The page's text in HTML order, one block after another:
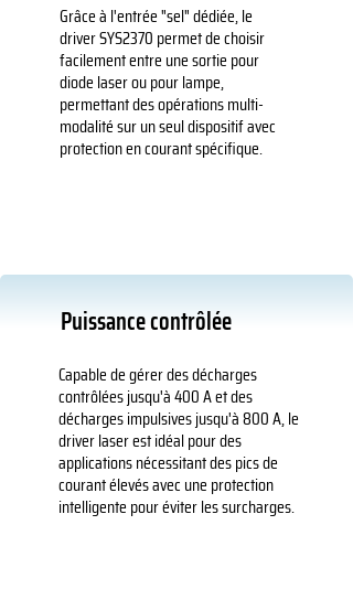
Grâce à l'entrée "sel" dédiée, le
driver SYS2370 permet de choisir
facilement entre une sortie pour
diode laser ou pour lampe,
permettant des opérations multi-
modalité sur un seul dispositif avec
protection en courant spécifique.
Puissance contrôlée
Capable de gérer des décharges
contrôlées jusqu'à 400 A et des
décharges impulsives jusqu'à 800 A, le
driver laser est idéal pour des
applications nécessitant des pics de
courant élevés avec une protection
intelligente pour éviter les surcharges.